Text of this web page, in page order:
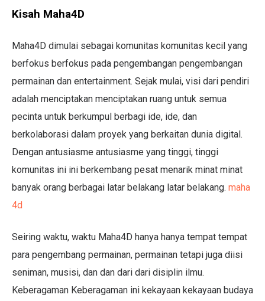
Kisah Maha4D
Maha4D dimulai sebagai komunitas komunitas kecil yang
berfokus berfokus pada pengembangan pengembangan
permainan dan entertainment. Sejak mulai, visi dari pendiri
adalah menciptakan menciptakan ruang untuk semua
pecinta untuk berkumpul berbagi ide, ide, dan
berkolaborasi dalam proyek yang berkaitan dunia digital.
Dengan antusiasme antusiasme yang tinggi, tinggi
komunitas ini ini berkembang pesat menarik minat minat
banyak orang berbagai latar belakang latar belakang. maha
4d
Seiring waktu, waktu Maha4D hanya hanya tempat tempat
para pengembang permainan, permainan tetapi juga diisi
seniman, musisi, dan dan dari dari disiplin ilmu.
Keberagaman Keberagaman ini kekayaan kekayaan budaya